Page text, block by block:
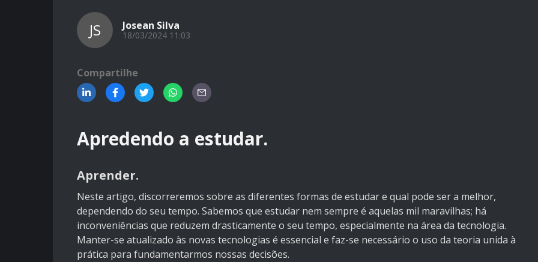
JS Josean Silva
18/03/2024 11:03
Compartilhe
Apredendo a estudar.
Aprender.
Neste artigo, discorreremos sobre as diferentes formas de estudar e qual pode ser a melhor,
dependendo do seu tempo. Sabemos que estudar nem sempre é aquelas mil maravilhas; há
inconveniências que reduzem drasticamente o seu tempo, especialmente na área da tecnologia.
Manter-se atualizado às novas tecnologias é essencial e faz-se necessário o uso da teoria unida à
prática para fundamentarmos nossas decisões.